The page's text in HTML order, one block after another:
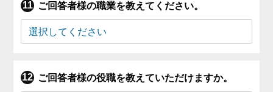
ご回答者様の職業を教えてください。
ご回答者様の役職を教えていただけますか。